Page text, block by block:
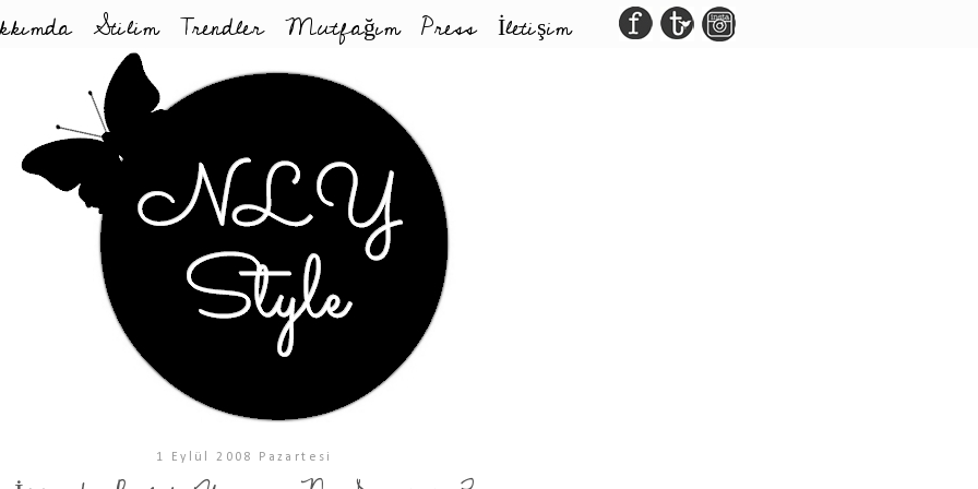
Stilim Trendler Mutfağım Press İletişim
1 Eylül 2008 Pazartesi